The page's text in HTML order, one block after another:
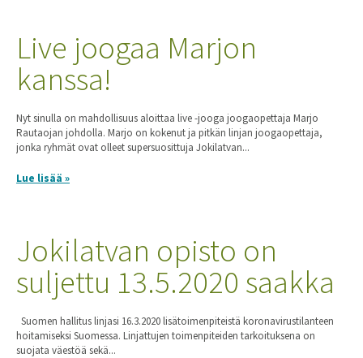
Live joogaa Marjon
kanssa!
Nyt sinulla on mahdollisuus aloittaa live -jooga joogaopettaja Marjo
Rautaojan johdolla. Marjo on kokenut ja pitkän linjan joogaopettaja,
jonka ryhmät ovat olleet supersuosittuja Jokilatvan...
Lue lisää »
Jokilatvan opisto on
suljettu 13.5.2020 saakka
Suomen hallitus linjasi 16.3.2020 lisätoimenpiteistä koronavirustilanteen
hoitamiseksi Suomessa. Linjattujen toimenpiteiden tarkoituksena on
suojata väestöä sekä...